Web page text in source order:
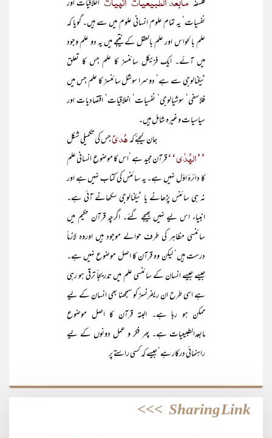
فلسفہ‘
‘ اخلاقیات اور
نفسیات‘ یہ تمام علوم انسانی علوم میں سے ہیں۔ گویا کہ
علم بالحواس اور علم بالعقل کے نتیجے میں یہ دو علم وجود
میں آئے۔ ایک فزیکل سائنسز کا علم جس کا تعلق
ٹیکنالوجی سے ہے‘ دوسرا سوشل سائنسز کا علم جس میں
فلاسفی‘ سوشیالوجی‘ نفسیات‘ اخلاقیات‘ اقتصادیات اور
سیاسیات وغیرہ شامل ہیں۔
جان لیجئے کہھُديًجس کی تکمیلی شکل
’’الہُدٰی‘‘قرآن مجید ہے ‘اس کا موضوع انسانی علم
کا دائرۂ اوّل نہیں ہے۔ یہ سائنس کی کتاب نہیں ہے اور
نہ ہی سائنس پڑھانے یا ٹیکنالوجی سکھانے آئی ہے۔
انبیاء اس لیے نہیں بھیجے گئے۔ اگرچہ قرآن حکیم میں
سائنسی مظاہر کی طرف حوالے موجود ہیں اوروہ لازماً
درست ہیں‘ لیکن وہ قرآن کا اصل موضوع نہیں ہے۔
جیسے جیسے انسان کے سائنسی علم میں تدریجاً ترقی ہو رہی
ہے اسی طرح ان ریفرنسز کو سمجھنا بھی انسان کے لیے
ممکن ہو رہا ہے۔ البتہ قرآن کا اصل موضوع
مابعدالطبیعیات ہے۔ پھر فکر و عمل دونوں کے لیے
راہنمائی درکار ہے‘ جیسے کہ کسی راستے پر
Sharing Link
>>>